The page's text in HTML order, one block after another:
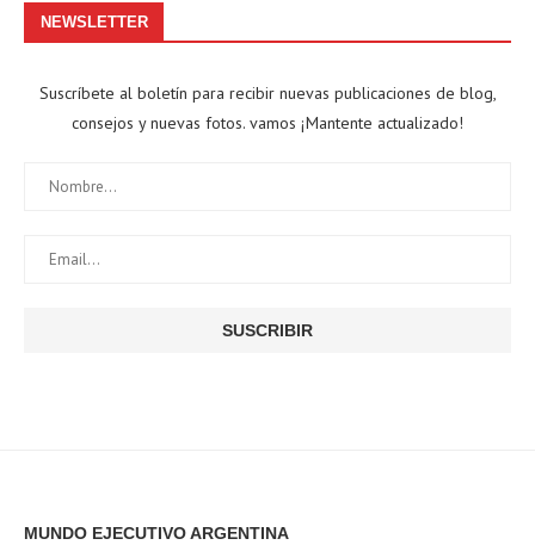
NEWSLETTER
Suscríbete al boletín para recibir nuevas publicaciones de blog,
consejos y nuevas fotos. vamos ¡Mantente actualizado!
MUNDO EJECUTIVO ARGENTINA